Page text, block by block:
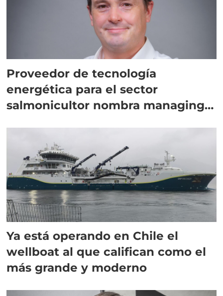
Proveedor de tecnología
energética para el sector
salmonicultor nombra managing
Ya está operando en Chile el
wellboat al que califican como el
más grande y moderno